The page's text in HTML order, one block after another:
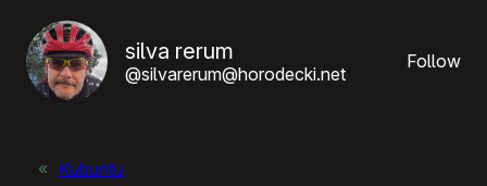
silva rerum
@silvarerum@horodecki.net
Follow
« Kubuntu